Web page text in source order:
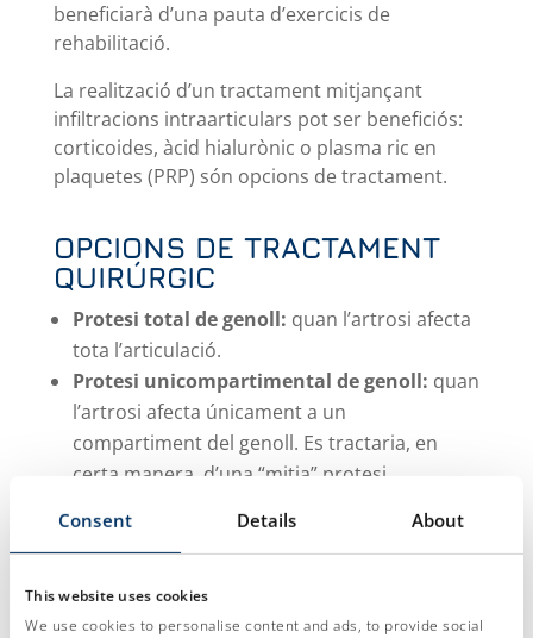
Consent Details About
This website uses cookies
We use cookies to personalise content and ads, to provide social
beneficiarà d’una pauta d’exercicis de
rehabilitació.
La realització d’un tractament mitjançant
infiltracions intraarticulars pot ser beneficiós:
corticoides, àcid hialurònic o plasma ric en
plaquetes (PRP) són opcions de tractament.
OPCIONS DE TRACTAMENT
QUIRÚRGIC
Protesi total de genoll: quan l’artrosi afecta
tota l’articulació.
Protesi unicompartimental de genoll: quan
l’artrosi afecta únicament a un
compartiment del genoll. Es tractaria, en
certa manera, d’una “mitja” protesi.
l’artrosi encara està poc evolucionada i el
en “var”.
Osteotomia varitzant de fèmur:quan